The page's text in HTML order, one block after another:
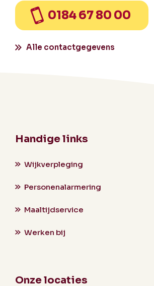
0184 67 80 00
Alle contactgegevens
Handige links
Wijkverpleging
Personenalarmering
Maaltijdservice
Werken bij
Onze locaties